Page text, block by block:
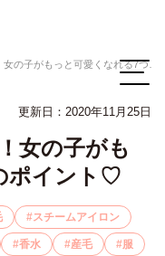
がもっと可愛くなれる7つのポイント♡
更新日： 2020年11月25日
女の子がも
ポイント♡
スチームアイロン
香水 産毛 服